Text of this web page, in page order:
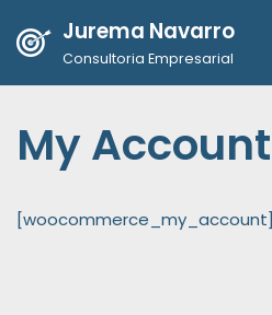
Pular
para
conteúdo
Jurema Navarro
Consultoria Empresarial
My Account
[woocommerce_my_account]